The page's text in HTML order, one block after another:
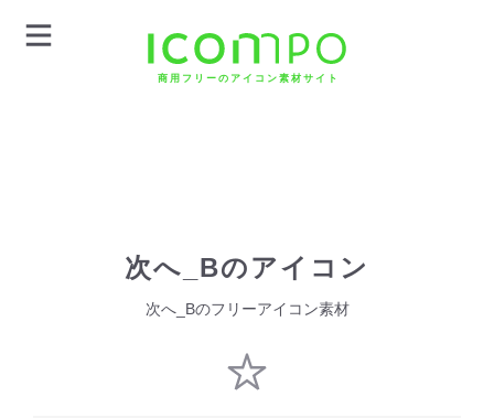
商用フリーのアイコン素材サイト
次へ_Bのアイコン
次へ_Bのフリーアイコン素材